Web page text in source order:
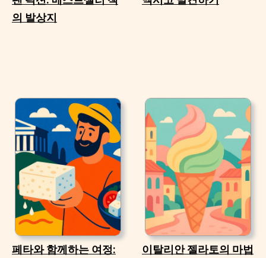
의 발상지
페타와 함께하는 여정:
이탈리안 젤라토의 마법